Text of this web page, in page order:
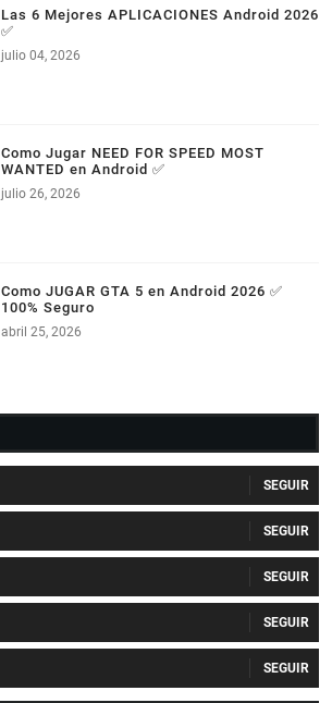
Las 6 Mejores APLICACIONES Android 2026
✅
julio 04, 2026
Como Jugar NEED FOR SPEED MOST
WANTED en Android ✅
julio 26, 2026
Como JUGAR GTA 5 en Android 2026 ✅
100% Seguro
abril 25, 2026